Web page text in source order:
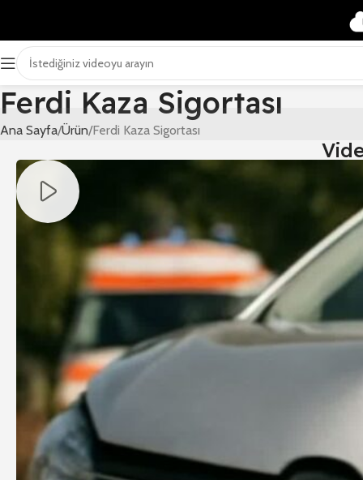
Ferdi Kaza Sigortası
Ana Sayfa Ürün Ferdi Kaza Sigortası